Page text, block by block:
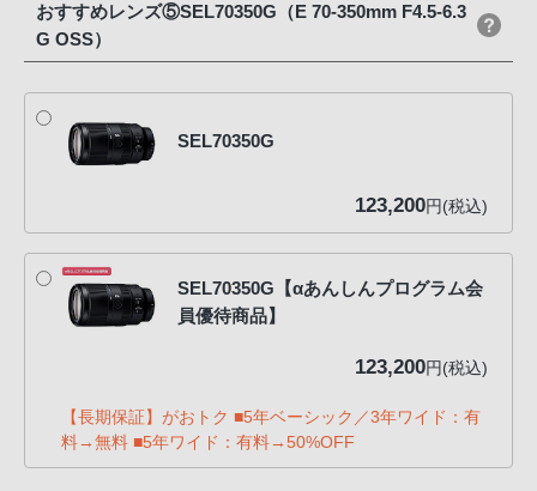
おすすめレンズ⑤SEL70350G（E 70-350mm F4.5-6.3
G OSS）
SEL70350G
123,200円(税込)
SEL70350G【αあんしんプログラム会
員優待商品】
123,200円(税込)
【長期保証】がおトク ■5年ベーシック／3年ワイド：有
料→無料 ■5年ワイド：有料→50%OFF